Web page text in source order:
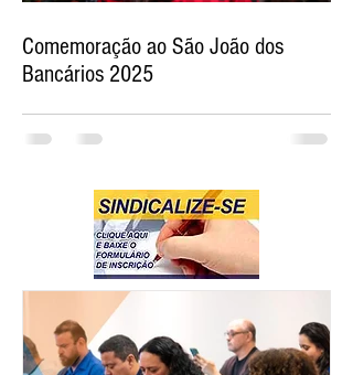
Comemoração ao São João dos
Bancários 2025